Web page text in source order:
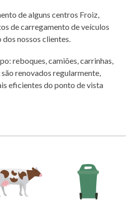
de alguns centros Froiz,
de carregamento de veículos
nossos clientes.
reboques, camiões, carrinhas,
renovados regularmente,
eficientes do ponto de vista